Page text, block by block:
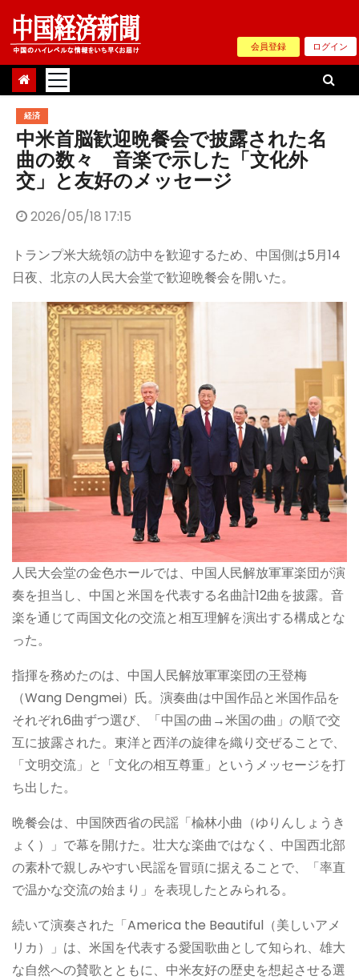
Skip
content
会員登録 ログイン
経済
中米首脳歓迎晩餐会で披露された名
曲の数々 音楽で示した「文化外
交」と友好のメッセージ
2026/05/18 17:15
トランプ米大統領の訪中を歓迎するため、中国側は5月14
日夜、北京の人民大会堂で歓迎晩餐会を開いた。
人民大会堂の金色ホールでは、中国人民解放軍軍楽団が演
奏を担当し、中国と米国を代表する名曲計12曲を披露。音
楽を通じて両国文化の交流と相互理解を演出する構成とな
った。
指揮を務めたのは、中国人民解放軍軍楽団の王登梅
（Wang Dengmei）氏。演奏曲は中国作品と米国作品を
それぞれ6曲ずつ選び、「中国の曲→米国の曲」の順で交
互に披露された。東洋と西洋の旋律を織り交ぜることで、
「文明交流」と「文化の相互尊重」というメッセージを打
ち出した。
晩餐会は、中国陝西省の民謡「楡林小曲（ゆりんしょうき
ょく）」で幕を開けた。壮大な楽曲ではなく、中国西北部
の素朴で親しみやすい民謡を冒頭に据えることで、「率直
で温かな交流の始まり」を表現したとみられる。
続いて演奏された「America the Beautiful（美しいアメ
リカ）」は、米国を代表する愛国歌曲として知られ、雄大
な自然への賛歌とともに、中米友好の歴史を想起させる選